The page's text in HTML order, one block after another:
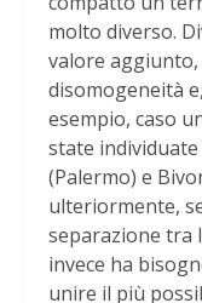
molto diverso.
valore aggiunto,
disomogeneità
esempio, caso
state individuate
(Palermo) e
ulteriormente,
separazione tra
invece ha
unire il più